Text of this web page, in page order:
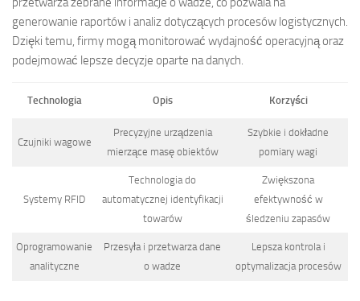
generowanie raportów i analiz dotyczących procesów logistycznych.
Dzięki temu, firmy mogą monitorować wydajność operacyjną oraz
podejmować lepsze decyzje oparte na danych.
Technologia Opis Korzyści
Czujniki wagowe
Precyzyjne urządzenia
mierzące masę obiektów
Szybkie i dokładne
pomiary wagi
Systemy RFID
Technologia do
automatycznej identyfikacji
towarów
Zwiększona
efektywność w
śledzeniu zapasów
Oprogramowanie
analityczne
Przesyła i przetwarza dane
o wadze
Lepsza kontrola i
optymalizacja procesów